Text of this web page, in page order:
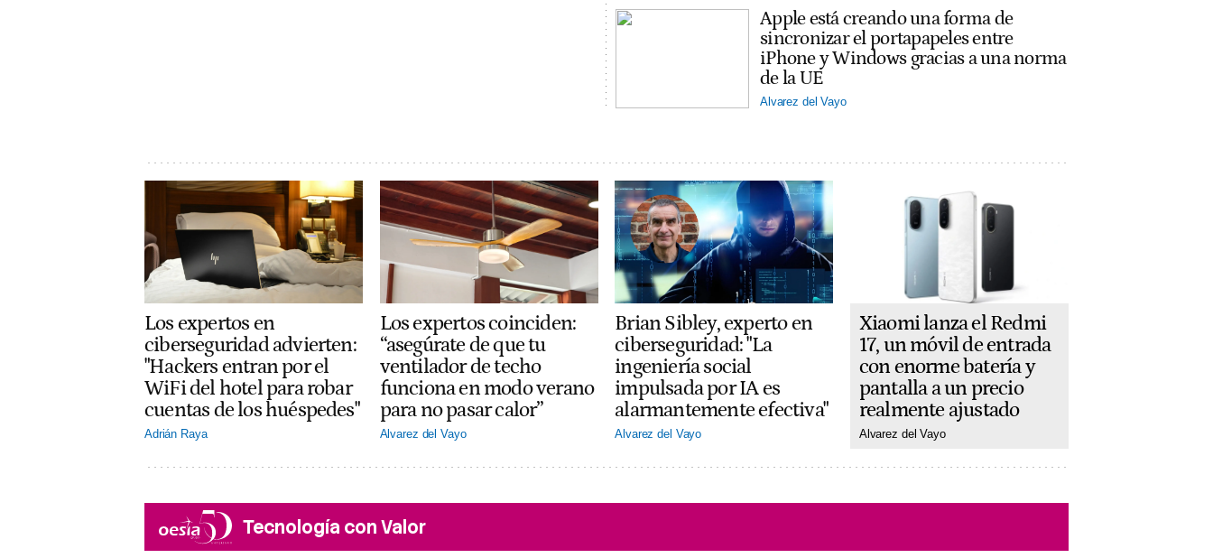
Apple está creando una forma de
sincronizar el portapapeles entre
iPhone y Windows gracias a una norma
de la UE
Alvarez del Vayo
Los expertos en
ciberseguridad advierten:
"Hackers entran por el
WiFi del hotel para robar
cuentas de los huéspedes"
Adrián Raya
Los expertos coinciden:
“asegúrate de que tu
ventilador de techo
funciona en modo verano
para no pasar calor”
Alvarez del Vayo
Brian Sibley, experto en
ciberseguridad: "La
ingeniería social
impulsada por IA es
alarmantemente efectiva"
Alvarez del Vayo
Xiaomi lanza el Redmi
17, un móvil de entrada
con enorme batería y
pantalla a un precio
realmente ajustado
Alvarez del Vayo
Tecnología con Valor